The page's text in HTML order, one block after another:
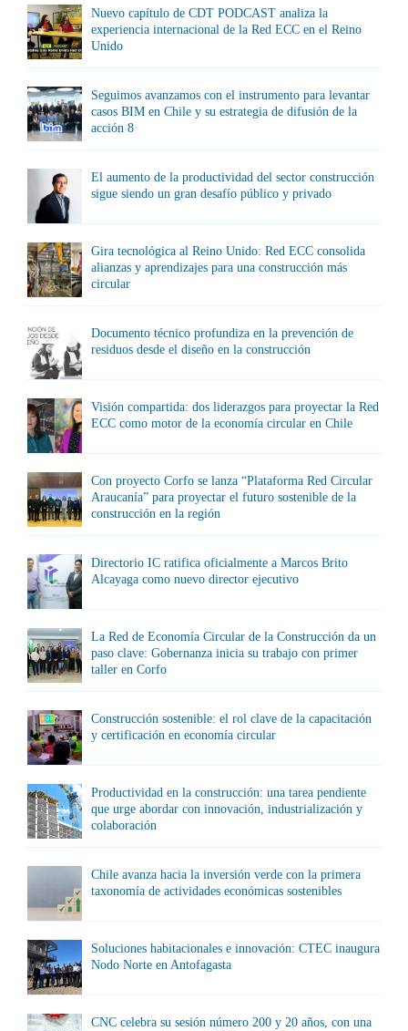
Nuevo capítulo de CDT PODCAST analiza la
experiencia internacional de la Red ECC en el Reino
Unido
Seguimos avanzamos con el instrumento para levantar
casos BIM en Chile y su estrategia de difusión de la
acción 8
El aumento de la productividad del sector construcción
sigue siendo un gran desafío público y privado
Gira tecnológica al Reino Unido: Red ECC consolida
alianzas y aprendizajes para una construcción más
circular
Documento técnico profundiza en la prevención de
residuos desde el diseño en la construcción
Visión compartida: dos liderazgos para proyectar la Red
ECC como motor de la economía circular en Chile
Con proyecto Corfo se lanza “Plataforma Red Circular
Araucanía” para proyectar el futuro sostenible de la
construcción en la región
Directorio IC ratifica oficialmente a Marcos Brito
Alcayaga como nuevo director ejecutivo
La Red de Economía Circular de la Construcción da un
paso clave: Gobernanza inicia su trabajo con primer
taller en Corfo
Construcción sostenible: el rol clave de la capacitación
y certificación en economía circular
Productividad en la construcción: una tarea pendiente
que urge abordar con innovación, industrialización y
colaboración
Chile avanza hacia la inversión verde con la primera
taxonomía de actividades económicas sostenibles
Soluciones habitacionales e innovación: CTEC inaugura
Nodo Norte en Antofagasta
CNC celebra su sesión número 200 y 20 años, con una